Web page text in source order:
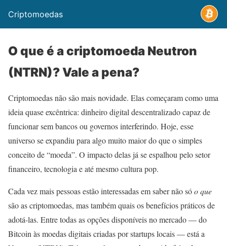
Criptomoedas
O que é a criptomoeda Neutron
(NTRN)? Vale a pena?
Criptomoedas não são mais novidade. Elas começaram como uma
ideia quase excêntrica: dinheiro digital descentralizado capaz de
funcionar sem bancos ou governos interferindo. Hoje, esse
universo se expandiu para algo muito maior do que o simples
conceito de “moeda”. O impacto delas já se espalhou pelo setor
financeiro, tecnologia e até mesmo cultura pop.
Cada vez mais pessoas estão interessadas em saber não sóo que
são as criptomoedas, mas também quais os benefícios práticos de
adotá-las. Entre todas as opções disponíveis no mercado — do
Bitcoin às moedas digitais criadas por startups locais — está a